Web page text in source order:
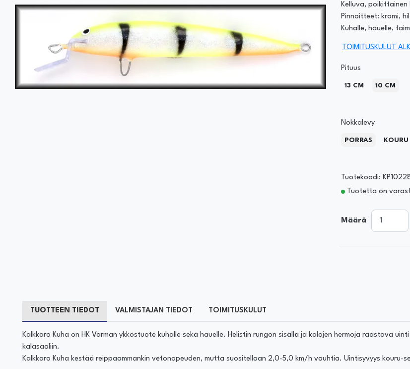
Kelluva,
Pinnoitteet: kromi,
Kuhalle, hauelle,
TOIMITUSKULUT
Pituus
13 CM 10 CM
Nokkalevy
PORRAS KOURU
Tuotekoodi:
Tuotetta on
Määrä
TUOTTEEN TIEDOT VALMISTAJAN TIEDOT TOIMITUSKULUT
Kalkkaro Kuha on HK Varman ykköstuote kuhalle sekä hauelle. Helistin rungon sisällä ja kalojen hermoja raastava
kalasaaliin.
Kalkkaro Kuha kestää reippaammankin vetonopeuden, mutta suositellaan 2,0-5,0 km/h vauhtia. Uintisyvyys kouru-